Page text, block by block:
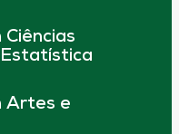
Artes e